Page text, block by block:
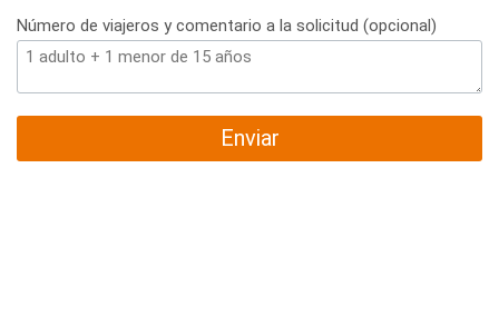
Número de viajeros y comentario a la solicitud (opcional)
Enviar